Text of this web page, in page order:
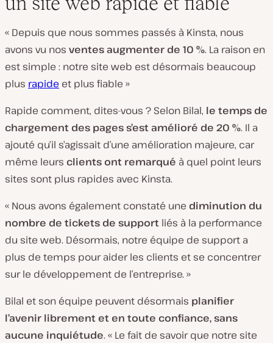
« Depuis que nous sommes passés à Kinsta, nous
avons vu nos ventes augmenter de 10 %. La raison en
est simple : notre site web est désormais beaucoup
plus rapide et plus fiable »
Rapide comment, dites-vous ? Selon Bilal, le temps de
chargement des pages s’est amélioré de 20 %. Il a
ajouté qu’il s’agissait d’une amélioration majeure, car
même leurs clients ont remarqué à quel point leurs
sites sont plus rapides avec Kinsta.
« Nous avons également constaté une diminution du
nombre de tickets de support liés à la performance
du site web. Désormais, notre équipe de support a
plus de temps pour aider les clients et se concentrer
sur le développement de l’entreprise. »
Bilal et son équipe peuvent désormais planifier
l’avenir librement et en toute confiance, sans
aucune inquiétude. « Le fait de savoir que notre site